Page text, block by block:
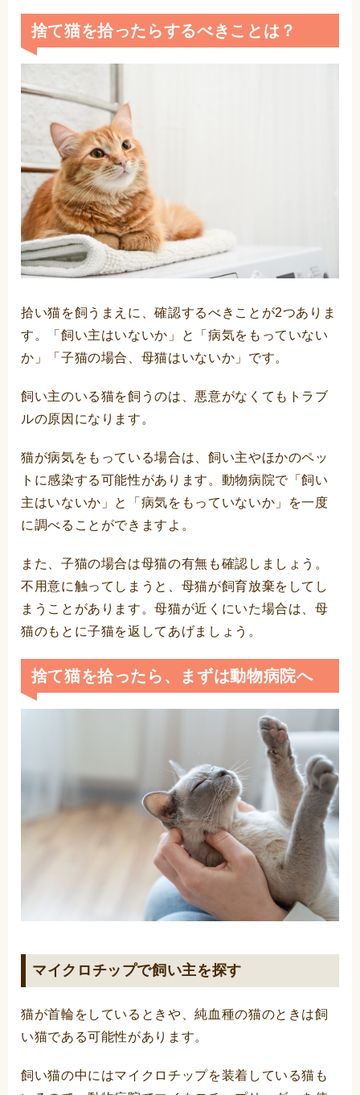
捨て猫を拾ったらするべきことは？
拾い猫を飼うまえに、確認するべきことが2つありま
す。「飼い主はいないか」と「病気をもっていない
か」「子猫の場合、母猫はいないか」です。
飼い主のいる猫を飼うのは、悪意がなくてもトラブ
ルの原因になります。
猫が病気をもっている場合は、飼い主やほかのペッ
トに感染する可能性があります。動物病院で「飼い
主はいないか」と「病気をもっていないか」を一度
に調べることができますよ。
また、子猫の場合は母猫の有無も確認しましょう。
不用意に触ってしまうと、母猫が飼育放棄をしてし
まうことがあります。母猫が近くにいた場合は、母
猫のもとに子猫を返してあげましょう。
捨て猫を拾ったら、まずは動物病院へ
マイクロチップで飼い主を探す
猫が首輪をしているときや、純血種の猫のときは飼
い猫である可能性があります。
飼い猫の中にはマイクロチップを装着している猫も